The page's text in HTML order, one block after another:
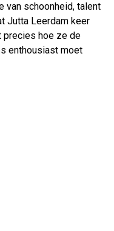
van schoonheid, talent
Jutta Leerdam keer
precies hoe ze de
enthousiast moet